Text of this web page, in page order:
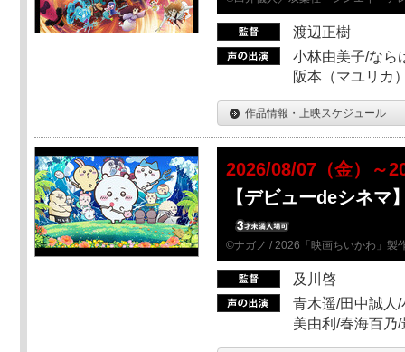
渡辺正樹
小林由美子/なら
阪本（マユリカ
作品情報・上映スケジュール
2026/08/07（金）～
【デビューdeシネマ
©ナガノ / 2026「映画ちいかわ」製
及川啓
青木遥/田中誠人
美由利/春海百乃